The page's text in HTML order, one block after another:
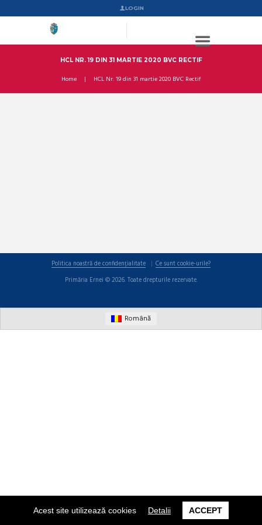
Acest site utilizează cookies Detalii ACCEPT
LOGIN
HCL NR. 19 DIN 31 MARTIE 2020 BVC RECTIF
Home HCL Nr. 19 din 31 martie 2020 BVC Rectif
Politica noastră de confidențialitate
Ce sunt cookie-urile?
Primăria Ernei © 2026. Toate drepturile rezervate.
Română